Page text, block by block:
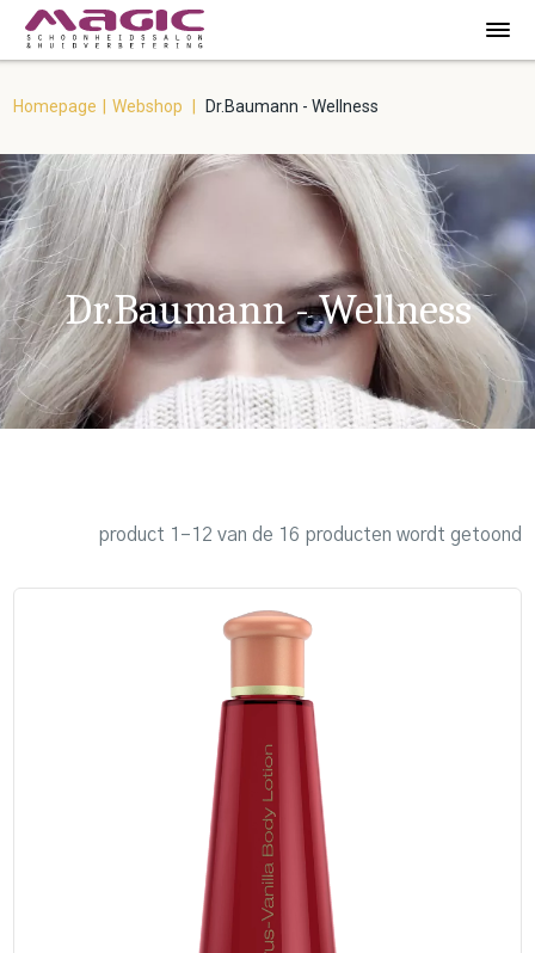
Homepage Webshop Dr.Baumann - Wellness
Dr.Baumann - Wellness
product 1–12 van de 16 producten wordt getoond